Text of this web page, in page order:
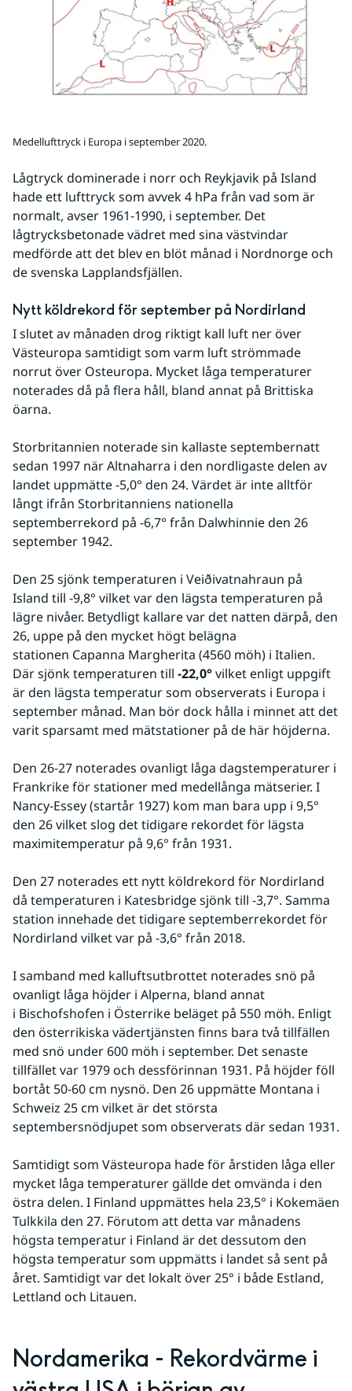
Medellufttryck i Europa i september 2020.
Lågtryck dominerade i norr och Reykjavik på Island
hade ett lufttryck som avvek 4 hPa från vad som är
normalt, avser 1961-1990, i september. Det
lågtrycksbetonade vädret med sina västvindar
medförde att det blev en blöt månad i Nordnorge och
de svenska Lapplandsfjällen.
Nytt köldrekord för september på Nordirland
I slutet av månaden drog riktigt kall luft ner över
Västeuropa samtidigt som varm luft strömmade
norrut över Osteuropa. Mycket låga temperaturer
noterades då på flera håll, bland annat på Brittiska
öarna.
Storbritannien noterade sin kallaste septembernatt
sedan 1997 när Altnaharra i den nordligaste delen av
landet uppmätte -5,0° den 24. Värdet är inte alltför
långt ifrån Storbritanniens nationella
septemberrekord på -6,7° från Dalwhinnie den 26
september 1942.
Den 25 sjönk temperaturen i Veiðivatnahraun på
Island till -9,8° vilket var den lägsta temperaturen på
lägre nivåer. Betydligt kallare var det natten därpå, den
26, uppe på den mycket högt belägna
stationen Capanna Margherita (4560 möh) i Italien.
Där sjönk temperaturen till -22,0° vilket enligt uppgift
är den lägsta temperatur som observerats i Europa i
september månad. Man bör dock hålla i minnet att det
varit sparsamt med mätstationer på de här höjderna.
Den 26-27 noterades ovanligt låga dagstemperaturer i
Frankrike för stationer med medellånga mätserier. I
Nancy-Essey (startår 1927) kom man bara upp i 9,5°
den 26 vilket slog det tidigare rekordet för lägsta
maximitemperatur på 9,6° från 1931.
Den 27 noterades ett nytt köldrekord för Nordirland
då temperaturen i Katesbridge sjönk till -3,7°. Samma
station innehade det tidigare septemberrekordet för
Nordirland vilket var på -3,6° från 2018.
I samband med kalluftsutbrottet noterades snö på
ovanligt låga höjder i Alperna, bland annat
i Bischofshofen i Österrike beläget på 550 möh. Enligt
den österrikiska vädertjänsten finns bara två tillfällen
med snö under 600 möh i september. Det senaste
tillfället var 1979 och dessförinnan 1931. På höjder föll
bortåt 50-60 cm nysnö. Den 26 uppmätte Montana i
Schweiz 25 cm vilket är det största
septembersnödjupet som observerats där sedan 1931.
Samtidigt som Västeuropa hade för årstiden låga eller
mycket låga temperaturer gällde det omvända i den
östra delen. I Finland uppmättes hela 23,5° i Kokemäen
Tulkkila den 27. Förutom att detta var månadens
högsta temperatur i Finland är det dessutom den
högsta temperatur som uppmätts i landet så sent på
året. Samtidigt var det lokalt över 25° i både Estland,
Lettland och Litauen.
Nordamerika - Rekordvärme i